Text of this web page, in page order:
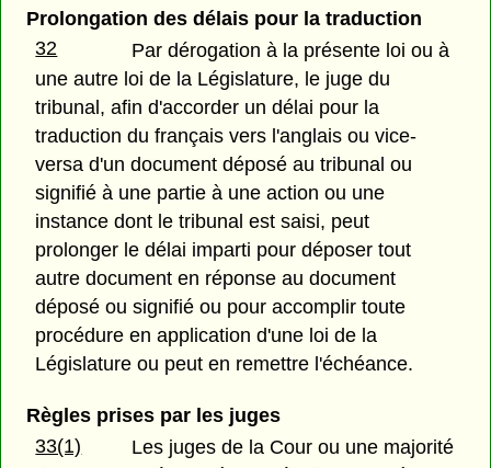
Prolongation des délais pour la traduction
32
Par dérogation à la présente loi ou à
une autre loi de la Législature, le juge du
tribunal, afin d'accorder un délai pour la
traduction du français vers l'anglais ou vice-
versa d'un document déposé au tribunal ou
signifié à une partie à une action ou une
instance dont le tribunal est saisi, peut
prolonger le délai imparti pour déposer tout
autre document en réponse au document
déposé ou signifié ou pour accomplir toute
procédure en application d'une loi de la
Législature ou peut en remettre l'échéance.
Règles prises par les juges
33(1)
Les juges de la Cour ou une majorité